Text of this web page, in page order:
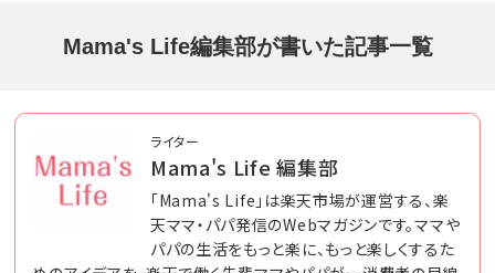
Mama's Life編集部が書いた記事一覧
ライター
Mama's Life 編集部
「Mama's Life」は楽天市場が運営する、楽
天ママ・パパ発信のWebマガジンです。ママや
パパの生活をもっと楽に、もっと楽しくするた